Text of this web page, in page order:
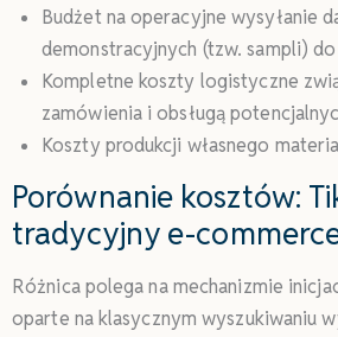
Budżet na operacyjne wysyłanie
demonstracyjnych (tzw. sampli)
Kompletne koszty logistyczne
zamówienia i obsługą
Koszty produkcji własnego
Porównanie kosztów:
tradycyjny e-
Różnica polega na mechanizmie
oparte na klasycznym wyszukiwaniu